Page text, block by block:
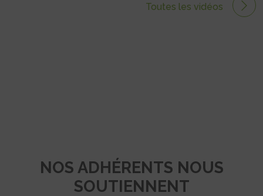
Toutes les vidéos
NOS ADHÉRENTS NOUS
SOUTIENNENT